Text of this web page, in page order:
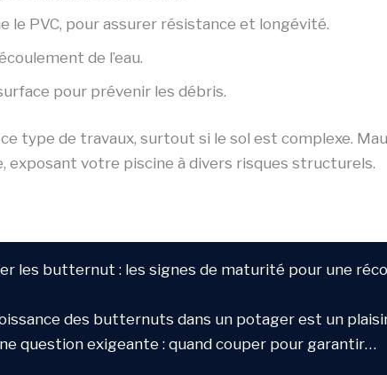
le PVC, pour assurer résistance et longévité.
de l’eau.
pour prévenir les débris.
type de travaux, surtout si le sol est complexe.
votre piscine à divers risques structurels.
les butternut : les signes de maturité pour une
des butternuts dans un potager est un
question exigeante : quand couper pour garantir…